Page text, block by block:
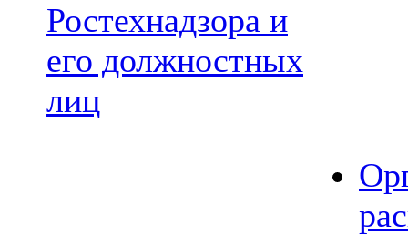
Ростехнадзора и
его должностных
лиц